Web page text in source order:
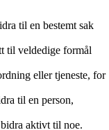
til en bestemt sak
til veldedige formål
eller tjeneste, for
til en person,
aktivt til noe.